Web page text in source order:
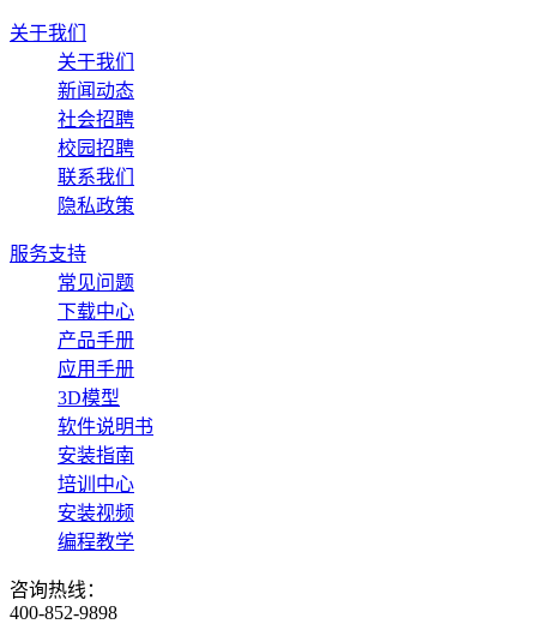
关于我们
关于我们
新闻动态
社会招聘
校园招聘
联系我们
隐私政策
服务支持
常见问题
下载中心
产品手册
应用手册
3D模型
软件说明书
安装指南
培训中心
安装视频
编程教学
咨询热线：
400-852-9898